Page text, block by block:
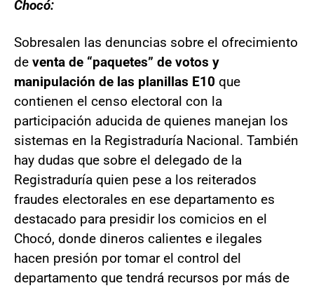
Chocó:
Sobresalen las denuncias sobre el ofrecimiento
de venta de “paquetes” de votos y
manipulación de las planillas E10 que
contienen el censo electoral con la
participación aducida de quienes manejan los
sistemas en la Registraduría Nacional. También
hay dudas que sobre el delegado de la
Registraduría quien pese a los reiterados
fraudes electorales en ese departamento es
destacado para presidir los comicios en el
Chocó, donde dineros calientes e ilegales
hacen presión por tomar el control del
departamento que tendrá recursos por más de